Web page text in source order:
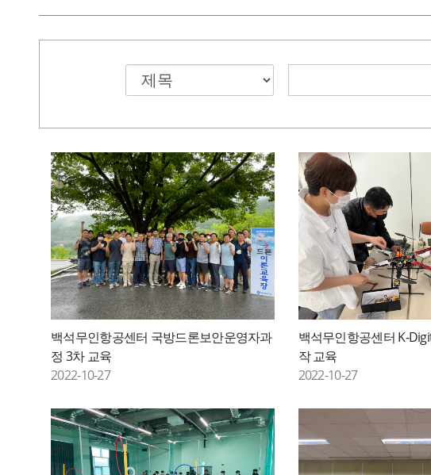
백석무인항공센터 국방드론보안운영자과
정 3차 교육
2022-10-27
백석무인항공센터 K-
작 교육
2022-10-27